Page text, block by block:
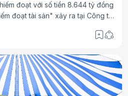
đoạt với số tiền 8.644 tỷ đồng
đoạt tài sản" xảy ra tại Công ty
quan là những con số khiến các